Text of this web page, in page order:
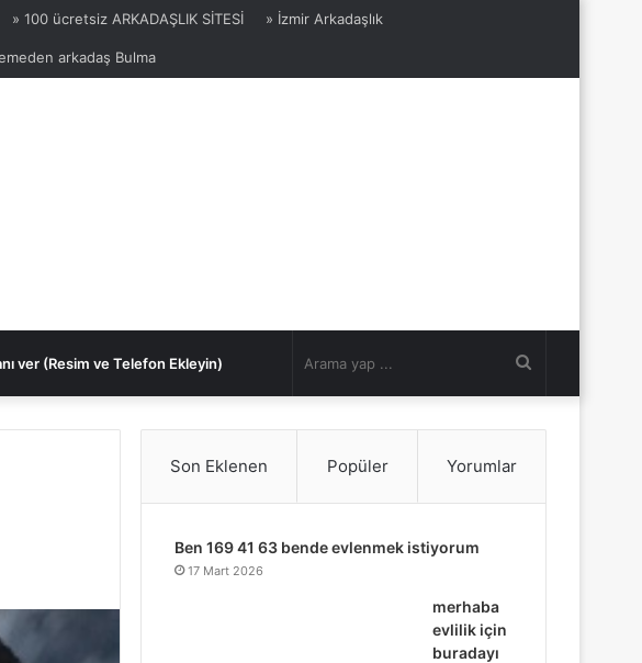
» 100 ücretsiz ARKADAŞLIK SİTESİ » İzmir Arkadaşlık
arkadaş Bulma
ver (Resim ve Telefon Ekleyin)
yap
Son Eklenen Popüler Yorumlar
Ben 169 41 63 bende evlenmek istiyorum
17 Mart 2026
merhaba
evlilik için
buradayı